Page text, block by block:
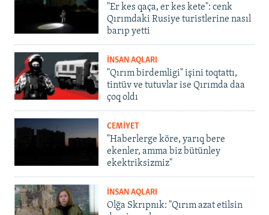
"Er kes qaça, er kes kete": cenk
Qırımdaki Rusiye turistlerine nasıl
barıp yetti
İNSAN AQLARI
"Qırım birdemligi" işini toqtattı,
tintüv ve tutuvlar ise Qırımda daa
çoq oldı
CEMİYET
"Haberlerge köre, yarıq bere
ekenler, amma biz bütünley
ekektriksizmiz"
İNSAN AQLARI
Olğa Skrıpnık: "Qırım azat etilsin